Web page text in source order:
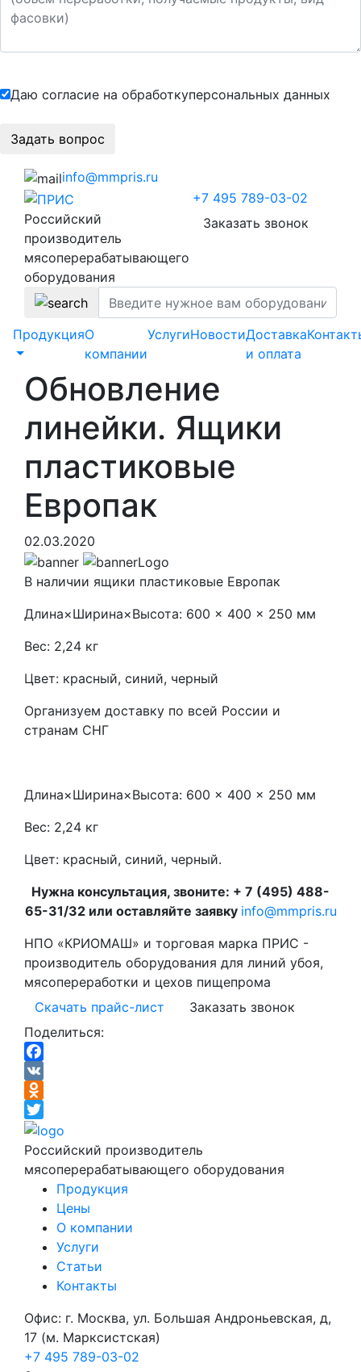
Даю согласие на обработкуперсональных данных
info@mmpris.ru
Российский
производитель
мясоперерабатывающего
оборудования
+7 495 789-03-02
Заказать звонок
ПродукцияО
компании
УслугиНовостиДоставка
и оплата
Обновление
линейки. Ящики
пластиковые
Европак
02.03.2020
В наличии ящики пластиковые Европак
Длина×Ширина×Высота: 600 × 400 × 250 мм
Вес: 2,24 кг
Цвет: красный, синий, черный
Организуем доставку по всей России и
странам СНГ
Длина×Ширина×Высота: 600 × 400 × 250 мм
Вес: 2,24 кг
Цвет: красный, синий, черный.
Нужна консультация, звоните: + 7 (495) 488-
65-31/32 или оставляйте заявку info@mmpris.ru
НПО «КРИОМАШ» и торговая марка ПРИС -
производитель оборудования для линий убоя,
мясопереработки и цехов пищепрома
Скачать прайс-лист
Заказать звонок
Поделиться:
Facebook
VK
Odnoklassniki
Twitter
Российский производитель
мясоперерабатывающего оборудования
Продукция
Цены
О компании
Услуги
Статьи
Контакты
Офис: г. Москва, ул. Большая Андроньевская, д,
17 (м. Марксистская)
+7 495 789-03-02